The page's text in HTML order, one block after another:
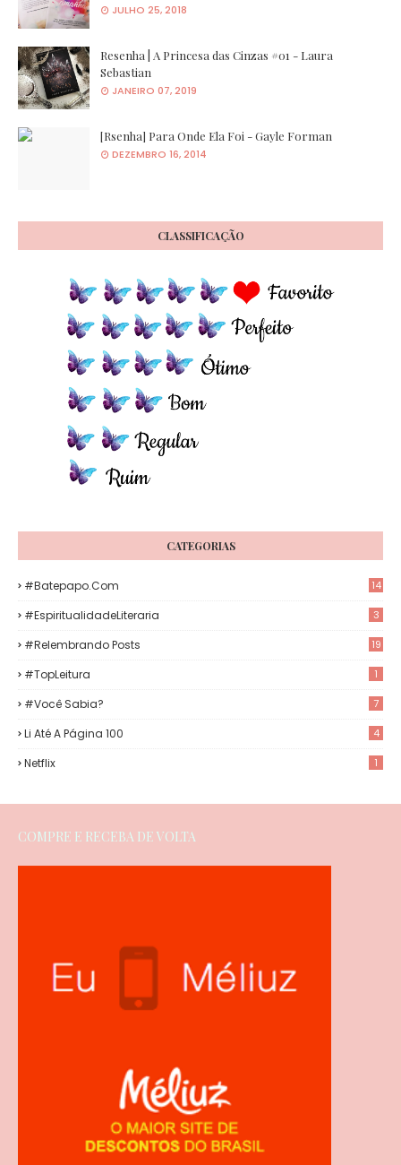
JULHO 25, 2018
Resenha | A Princesa das Cinzas #01 - Laura
Sebastian
JANEIRO 07, 2019
[Rsenha] Para Onde Ela Foi - Gayle Forman
DEZEMBRO 16, 2014
CLASSIFICAÇÃO
CATEGORIAS
#Batepapo.com 14
#EspiritualidadeLiteraria 3
#Relembrando Posts 19
#TopLeitura 1
#Você Sabia? 7
Li Até A Página 100 4
Netflix 1
COMPRE E RECEBA DE VOLTA